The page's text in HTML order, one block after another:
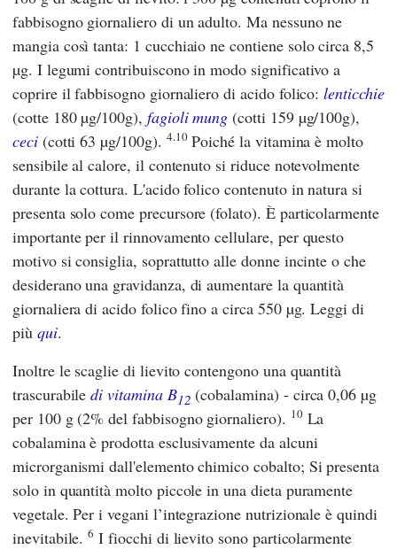
fabbisogno giornaliero di un adulto. Ma nessuno ne
mangia così tanta: 1 cucchiaio ne contiene solo circa 8,5
µg. I legumi contribuiscono in modo significativo a
coprire il fabbisogno giornaliero di acido folico:lenticchie
(cotte 180 µg/100g), fagioli mung (cotti 159 µg/100g),
ceci(cotti 63 µg/100g). 4.10Poiché la vitamina è molto
sensibile al calore, il contenuto si riduce notevolmente
durante la cottura. L'acido folico contenuto in natura si
presenta solo come precursore (folato). È particolarmente
importante per il rinnovamento cellulare, per questo
motivo si consiglia, soprattutto alle donne incinte o che
desiderano una gravidanza, di aumentare la quantità
giornaliera di acido folico fino a circa 550 µg. Leggi di
più qui.
Inoltre le scaglie di lievito contengono una quantità
trascurabiledi vitamina B12 (cobalamina) - circa 0,06 µg
per 100 g (2% del fabbisogno giornaliero). 10La
cobalamina è prodotta esclusivamente da alcuni
microrganismi dall'elemento chimico cobalto; Si presenta
solo in quantità molto piccole in una dieta puramente
vegetale. Per i vegani l’integrazione nutrizionale è quindi
inevitabile.6 I fiocchi di lievito sono particolarmente